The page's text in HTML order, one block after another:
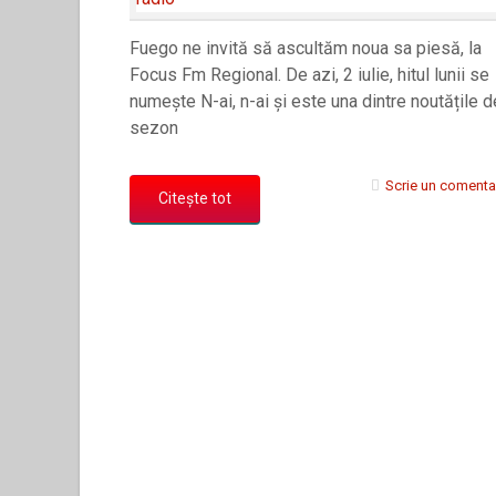
Fuego ne invită să ascultăm noua sa piesă, la
Focus Fm Regional. De azi, 2 iulie, hitul lunii se
numește N-ai, n-ai și este una dintre noutățile
sezon
Citește tot
Scrie un